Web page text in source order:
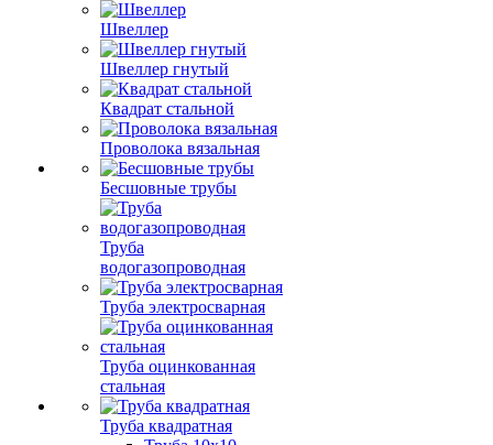
Швеллер
Швеллер гнутый
Квадрат стальной
Проволока вязальная
Бесшовные трубы
Труба
водогазопроводная
Труба электросварная
Труба оцинкованная
стальная
Труба квадратная